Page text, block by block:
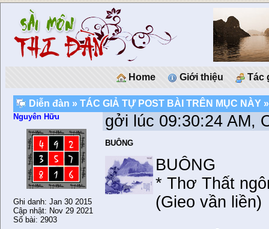
Home Giới thiệu Tác
Diễn đàn »TÁC GIẢ TỰ POST BÀI TRÊN MỤC NÀY
Nguyên Hữu
Ghi danh: Jan 30 2015
Cập nhật: Nov 29 2021
Số bài: 2903
gởi lúc 09:30:24 AM,
BUÔNG
BUÔNG
* Thơ Thất
(Gieo vần liền)